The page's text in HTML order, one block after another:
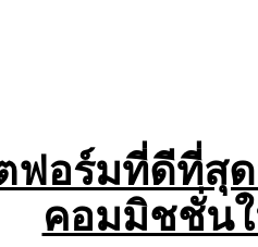
ฟอร์มที่ดีที่สุ
คอมมิชชั่น